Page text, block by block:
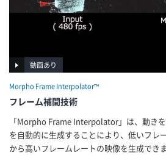
動画あり
Morpho Frame Interpolator™
フレーム補間技術
「Morpho Frame Interpolator」は、動き
を自動的に生成することにより、低いフレ
から高いフレームレートの映像を生成でき